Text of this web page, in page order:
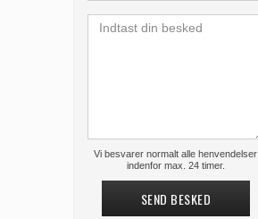
Vi besvarer normalt alle henvendelser
indenfor max. 24 timer.
SEND BESKED